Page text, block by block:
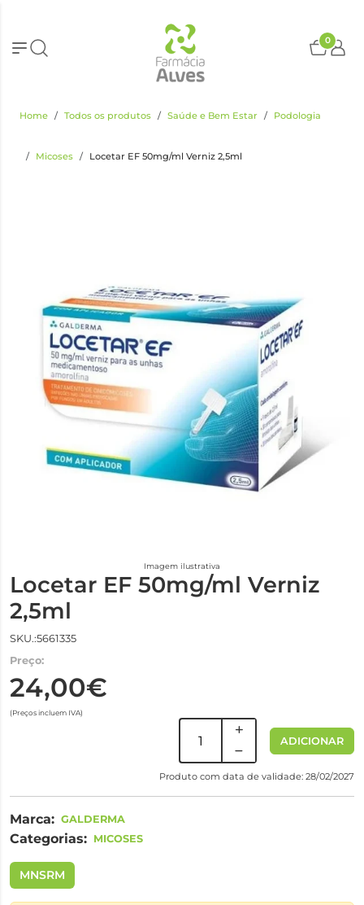
0
Home Todos os produtos Saúde e Bem Estar Podologia
Micoses Locetar EF 50mg/ml Verniz 2,5ml
Imagem ilustrativa
Locetar EF 50mg/ml Verniz
2,5ml
SKU.:5661335
Preço:
24,00€
(Preços incluem IVA)
ADICIONAR
Produto com data de validade: 28/02/2027
Marca: GALDERMA
Categorias: MICOSES
MNSRM